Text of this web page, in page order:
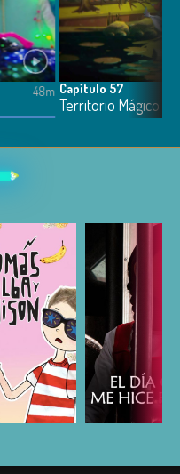
48m Capítulo 57
Territorio Mágico -
ESCUCHAR